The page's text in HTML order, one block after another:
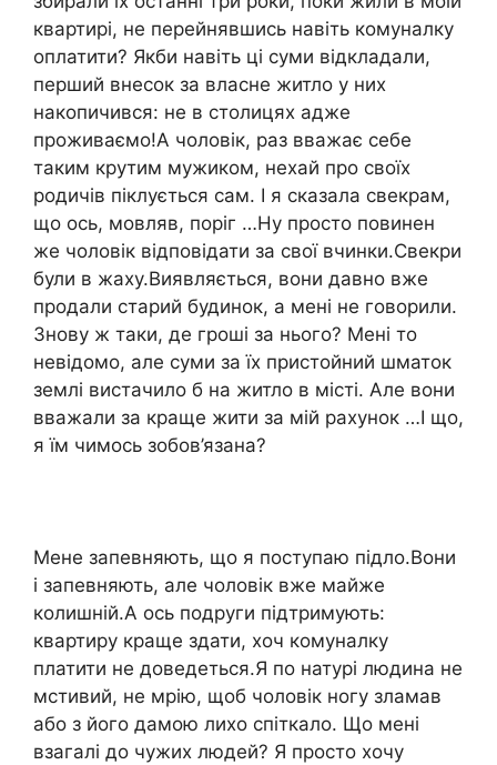
квартирі, не перейнявшись навіть комуналку
оплатити? Якби навіть ці суми відкладали,
перший внесок за власне житло у них
накопичився: не в столицях адже
проживаємо!А чоловік, раз вважає себе
таким крутим мужиком, нехай про своїх
родичів піклується сам. І я сказала свекрам,
що ось, мовляв, поріг …Ну просто повинен
же чоловік відповідати за свої вчинки.Свекри
були в жаху.Виявляється, вони давно вже
продали старий будинок, а мені не говорили.
Знову ж таки, де гроші за нього? Мені то
невідомо, але суми за їх пристойний шматок
землі вистачило б на житло в місті. Але вони
вважали за краще жити за мій рахунок …І що,
я їм чимось зобов’язана?
Мене запевняють, що я поступаю підло.Вони
і запевняють, але чоловік вже майже
колишній.А ось подруги підтримують:
квартиру краще здати, хоч комуналку
платити не доведеться.Я по натурі людина не
мстивий, не мрію, щоб чоловік ногу зламав
або з його дамою лихо спіткало. Що мені
взагалі до чужих людей? Я просто хочу